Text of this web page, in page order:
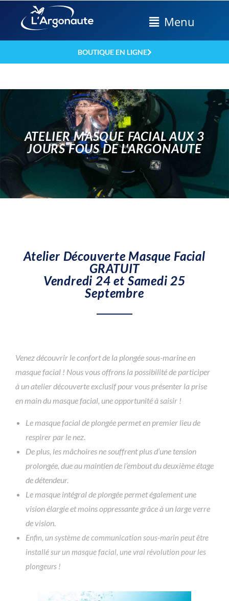
Menu
BOUTIQUE EN LIGNE
ATELIER MASQUE FACIAL AUX 3
JOURS FOUS DE L'ARGONAUTE
Atelier Découverte Masque Facial
GRATUIT
Vendredi 24 et Samedi 25
Septembre
Venez découvrir le confort de la plongée sous-marine en
masque facial ! Nous vous offrons la possibilité de participer
à un atelier découverte exclusif pour vous présenter la prise
en main du masque facial, une opportunité à saisir !
Le masque facial de plongée permet en premier lieu de
respirer par le nez.
De plus, les mâchoires ne souffrent plus d’une tension
prolongée, due au maintien de l’embout du deuxième étage
de détendeur.
Le masque intégral de plongée permet également une
vision élargie et moins oppressante grâce à un large verre
de vision.
Enfin, un système de communication sous-marin peut être
installé sur un masque facial, une vrai révolution pour les
plongeurs !